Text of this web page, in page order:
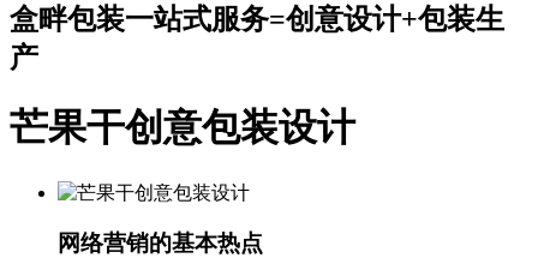
盒畔包装一站式服务=创意设计+包装生
产
芒果干创意包装设计
网络营销的基本热点